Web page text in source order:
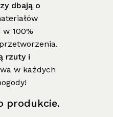
dbają o
100%
rzuty i
w każdych
produkcie.